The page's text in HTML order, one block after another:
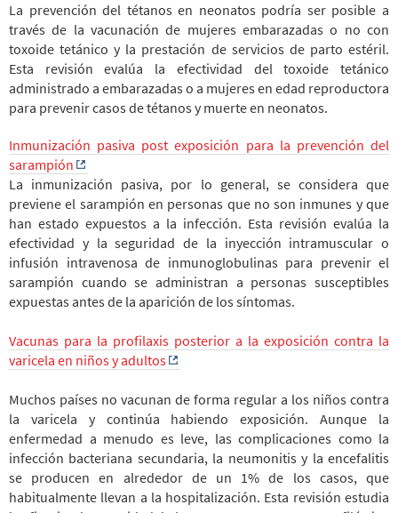
La prevención del tétanos en neonatos podría ser posible a
través de la vacunación de mujeres embarazadas o no con
toxoide tetánico y la prestación de servicios de parto estéril.
Esta revisión evalúa la efectividad del toxoide tetánico
administrado a embarazadas o a mujeres en edad reproductora
para prevenir casos de tétanos y muerte en neonatos.
Inmunización pasiva post exposición para la prevención del
sarampión
La inmunización pasiva, por lo general, se considera que
previene el sarampión en personas que no son inmunes y que
han estado expuestos a la infección. Esta revisión evalúa la
efectividad y la seguridad de la inyección intramuscular o
infusión intravenosa de inmunoglobulinas para prevenir el
sarampión cuando se administran a personas susceptibles
expuestas antes de la aparición de los síntomas.
Vacunas para la profilaxis posterior a la exposición contra la
varicela en niños y adultos
Muchos países no vacunan de forma regular a los niños contra
la varicela y continúa habiendo exposición. Aunque la
enfermedad a menudo es leve, las complicaciones como la
infección bacteriana secundaria, la neumonitis y la encefalitis
se producen en alrededor de un 1% de los casos, que
habitualmente llevan a la hospitalización. Esta revisión estudia